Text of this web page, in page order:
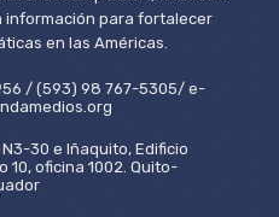
información para fortalecer
en las Américas.
/ (593) 98 767-5305/ e-
30 e Iñaquito, Edificio
10, oficina 1002. Quito-